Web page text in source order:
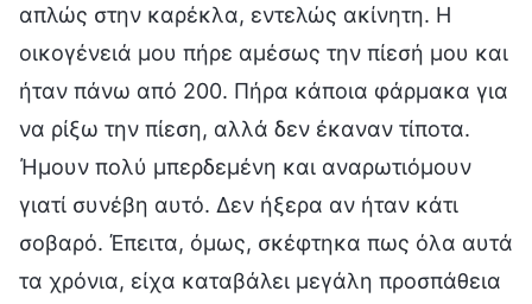
απλώς στην καρέκλα, εντελώς ακίνητη. Η
οικογένειά μου πήρε αμέσως την πίεσή μου και
ήταν πάνω από 200. Πήρα κάποια φάρμακα για
να ρίξω την πίεση, αλλά δεν έκαναν τίποτα.
Ήμουν πολύ μπερδεμένη και αναρωτιόμουν
γιατί συνέβη αυτό. Δεν ήξερα αν ήταν κάτι
σοβαρό. Έπειτα, όμως, σκέφτηκα πως όλα αυτά
τα χρόνια, είχα καταβάλει μεγάλη προσπάθεια